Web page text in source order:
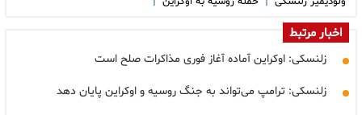
اخبار مرتبط
زلنسکی: اوکراین آماده آغاز فوری مذاکرات صلح است
زلنسکی: ترامپ می‌تواند به جنگ روسیه و اوکراین پایان دهد